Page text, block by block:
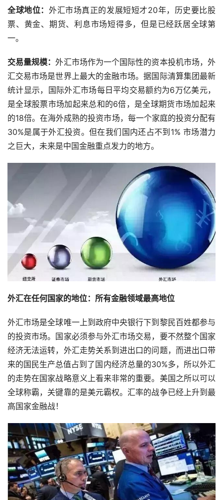
全球地位： 外汇市场真正的发展短短才20年，历史要比股
票、黄金、期货、利息市场短得多，但是已经跃居全球第
一。
交易量规模：外汇市场作为一个国际性的资本投机市场，外
汇交易市场是世界上最大的金融市场。据国际清算集团最新
统计显示，国际外汇市场每日平均交易额约为6万亿美元，
是全球股票市场加起来总和的6倍，是全球期货市场加起来
的18倍。在海外成熟的投资市场，每一个家庭的投资分配有
30%是属于外汇投资。但在我们国内还占不到1% 市场潜力
之巨大，未来是中国金融重点发力的地方。
外汇在任何国家的地位：所有金融领域最高地位
外汇市场是全球唯一上到政府中央银行下到黎民百姓都参与
的投资市场。国家必须参与外汇市场交易，要不然整个国家
经济无法运转，外汇走势关系到进出口的问题，而进出口带
来的国民生产总值占到了国内经济总量的30%多，所以外汇
的走势在国家战略意义上看来非常的重要。美国之所以可以
全球称霸，关键靠的是美元霸权。汇率的战争已经上升到最
高国家金融战！